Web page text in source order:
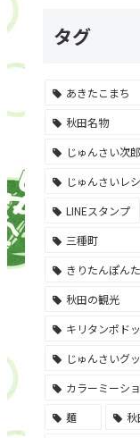
タグ
あきたこまち
秋田名物
じゅんさい次
じゅんさいレ
LINEスタンプ
三種町
きりたんぽんた
秋田の観光
キリタンポド
じゅんさいグ
カラーミーシ
麺
秋